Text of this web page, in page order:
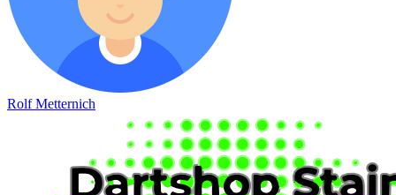
Rolf Metternich